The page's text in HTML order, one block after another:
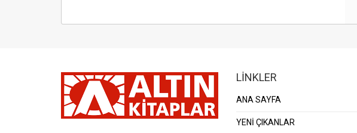
LİNKLER
ANA SAYFA
YENİ ÇIKANLAR